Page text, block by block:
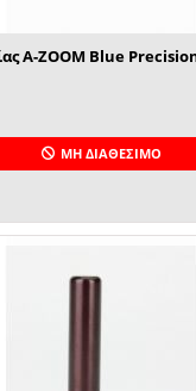
A-ZOOM Blue
ΜΗ ΔΙΑΘΈΣΙΜΟ